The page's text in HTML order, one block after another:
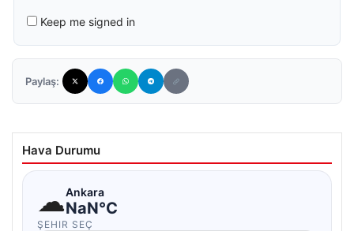
Keep me signed in
Paylaş:
Hava Durumu
☁Ankara
NaN°C
ŞEHIR SEÇ